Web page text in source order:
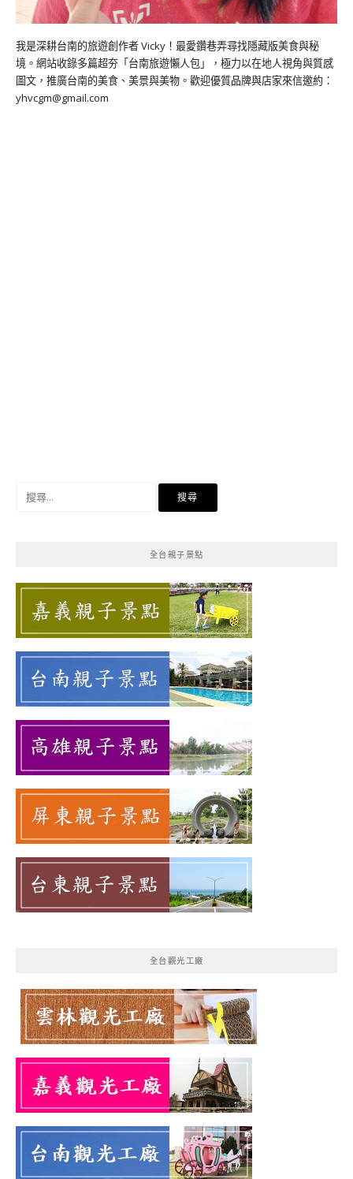
我是深耕台南的旅遊創作者 Vicky！最愛鑽巷弄尋找隱藏版美食與秘
境。網站收錄多篇超夯「台南旅遊懶人包」，極力以在地人視角與質感
圖文，推廣台南的美食、美景與美物。歡迎優質品牌與店家來信邀約：
yhvcgm@gmail.com
全台親子景點
全台觀光工廠